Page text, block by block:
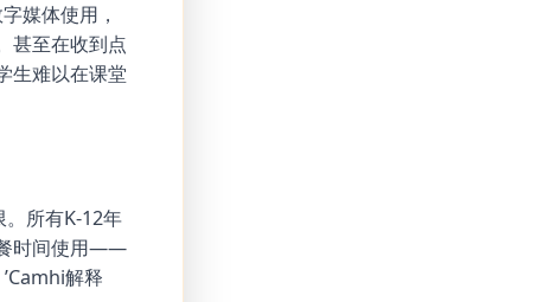
媒体使用，
甚至在收到点
生难以在课堂
所有K-12年
餐时间使用——
解释